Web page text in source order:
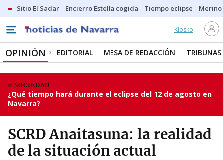
Sitio El Sadar Encierro Estella cogida Tiempo eclipse
Kiosko
OPINIÓN EDITORIAL MESA DE REDACCIÓN TRIBUNAS
SOCIEDAD
¿Qué tiempo hará durante el eclipse del 12 de agosto en
Navarra?
SCRD Anaitasuna: la realidad
de la situación actual